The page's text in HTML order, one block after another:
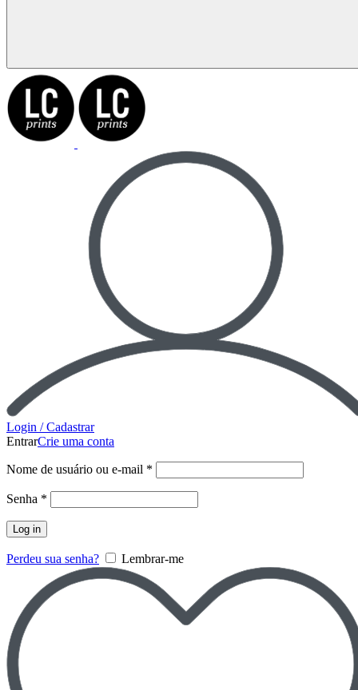
Login / Cadastrar
EntrarCrie uma conta
Nome de usuário ou e-mail *
Senha *
Log in
Perdeu sua senha? Lembrar-me